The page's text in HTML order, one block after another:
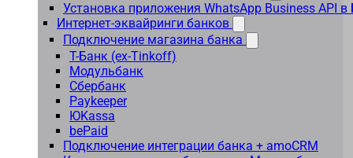
Установка приложения WhatsApp Business API
Интернет-эквайринги банков
Подключение магазина банка
Т-Банк (ex-Tinkoff)
Модульбанк
Сбербанк
Paykeeper
ЮKassa
bePaid
Подключение интеграции банка + amoCRM